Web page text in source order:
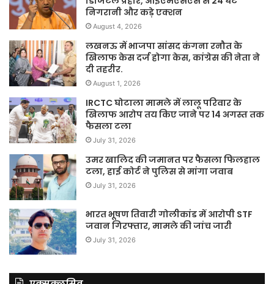
निगरानी और कड़े एक्शन
August 4, 2026
लखनऊ में भाजपा सांसद कंगना रनौत के
खिलाफ केस दर्ज होगा केस, कांग्रेस की नेता ने
दी तहरीर.
August 1, 2026
IRCTC घोटाला मामले में लालू परिवार के
खिलाफ आरोप तय किए जाने पर 14 अगस्त तक
फैसला टला
July 31, 2026
उमर खालिद की जमानत पर फैसला फिलहाल
टला, हाई कोर्ट ने पुलिस से मांगा जवाब
July 31, 2026
भारत भूषण तिवारी गोलीकांड में आरोपी STF
जवान गिरफ्तार, मामले की जांच जारी
July 31, 2026